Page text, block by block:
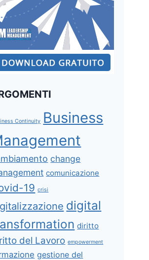
Continuity Business
change
comunicazione
19 crisi
digital
diritto
del Lavoro empowerment
gestione del